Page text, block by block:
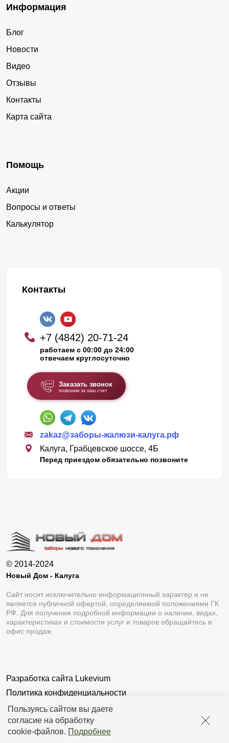
Пользуясь сайтом вы даете
согласие на обработку
cookie-файлов. Подробнее
Информация
Блог
Новости
Видео
Отзывы
Контакты
Карта сайта
Помощь
Акции
Вопросы и ответы
Калькулятор
Контакты
+7 (4842) 20-71-24
работаем с 00:00 до 24:00
отвечаем круглосуточно
Заказать звонок
позвоним за наш счет
zakaz@заборы-жалюзи-калуга.рф
Калуга, Грабцевское шоссе, 4Б
Перед приездом обязательно позвоните
© 2014-2024
Новый Дом - Калуга
Сайт носит исключительно информационный характер и не
является публичной офертой, определяемой положениями ГК
РФ. Для получения подробной информации о наличии, видах,
характеристиках и стоимости услуг и товаров обращайтесь в
офис продаж.
Разработка сайта Lukevium
Политика конфиденциальности
Пользовательское соглашение